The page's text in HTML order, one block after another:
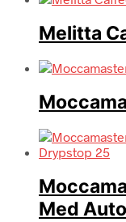
Melitta
Med